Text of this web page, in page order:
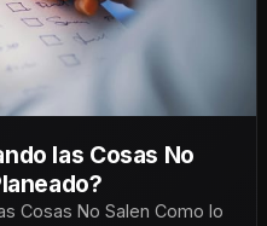
las Cosas No
Cosas No Salen Como lo